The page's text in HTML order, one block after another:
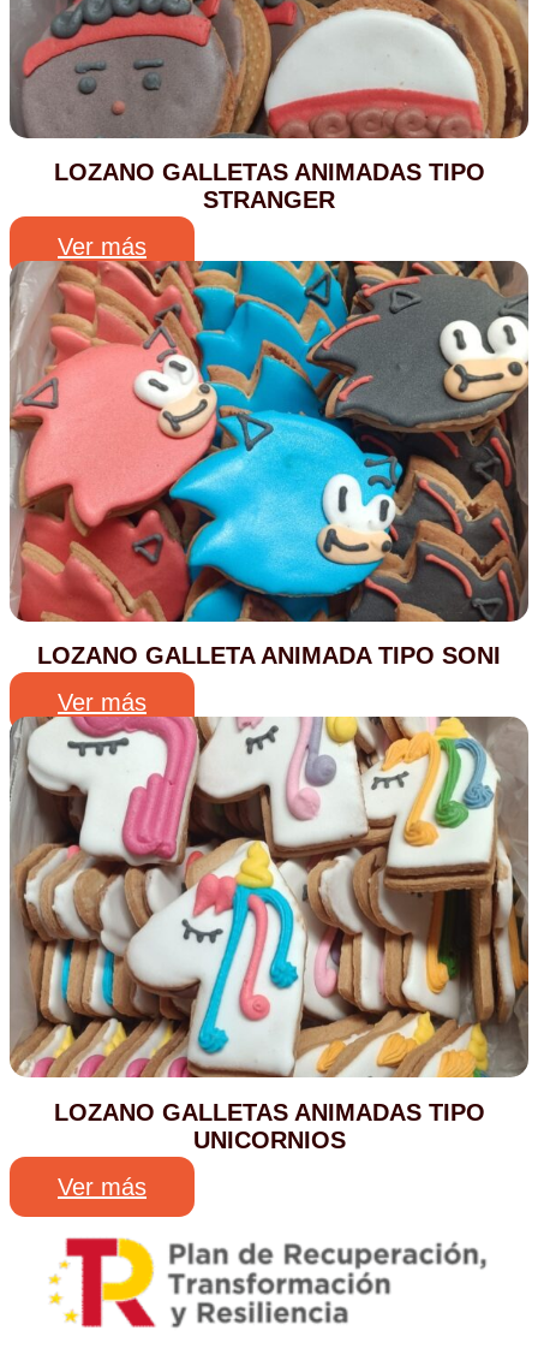
LOZANO GALLETAS ANIMADAS TIPO
STRANGER
Ver más
LOZANO GALLETA ANIMADA TIPO SONI
Ver más
LOZANO GALLETAS ANIMADAS TIPO
UNICORNIOS
Ver más